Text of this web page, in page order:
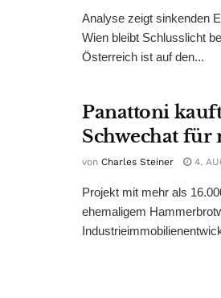
Analyse zeigt sinkenden
Wien bleibt Schlusslicht
Österreich ist auf den...
Panattoni
Schwechat für
von Charles Steiner 4.
Projekt mit mehr als
ehemaligem